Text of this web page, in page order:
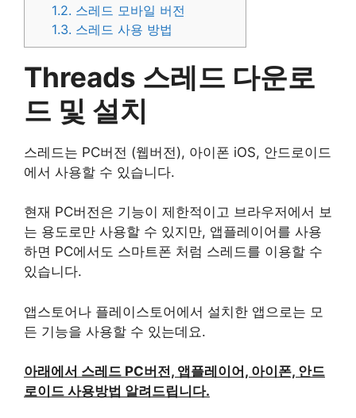
1.2. 스레드 모바일 버전
1.3. 스레드 사용 방법
Threads 스레드 다운로
드 및 설치
스레드는 PC버전 (웹버전), 아이폰 iOS, 안드로이드
에서 사용할 수 있습니다.
현재 PC버전은 기능이 제한적이고 브라우저에서 보
는 용도로만 사용할 수 있지만, 앱플레이어를 사용
하면 PC에서도 스마트폰 처럼 스레드를 이용할 수
있습니다.
앱스토어나 플레이스토어에서 설치한 앱으로는 모
든 기능을 사용할 수 있는데요.
아래에서 스레드 PC버전, 앱플레이어, 아이폰, 안드
로이드 사용방법 알려드립니다.